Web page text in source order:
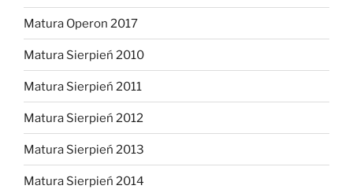
Matura Operon 2017
Matura Sierpień 2010
Matura Sierpień 2011
Matura Sierpień 2012
Matura Sierpień 2013
Matura Sierpień 2014